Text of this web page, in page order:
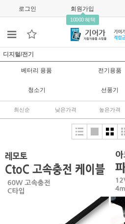
로그인 회원가입
10000 혜택
디지털/전기
베터리 용품 전기용품
청소기 선풍기
최신순 낮은가격 높은가격